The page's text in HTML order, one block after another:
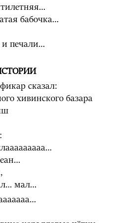
бабочка…
и печали…
сказал:
хивинского базара
мал…